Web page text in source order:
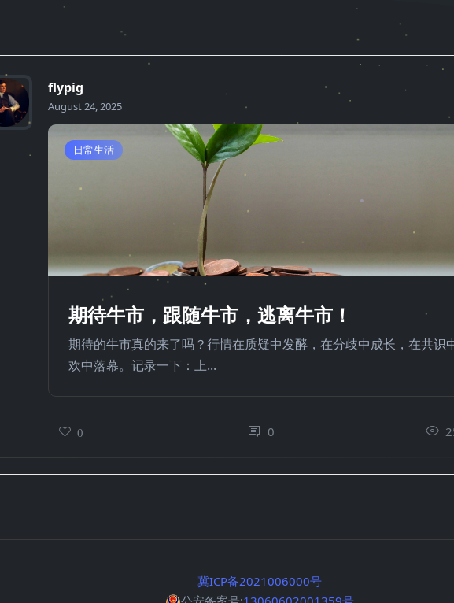
flypig
August 24, 2025
日常生活
期待牛市，跟随牛市，逃离牛市！
期待的牛市真的来了吗？行情在质疑中发酵，在分歧中成长，在共识
欢中落幕。记录一下：上...
0 0
冀ICP备2021006000号